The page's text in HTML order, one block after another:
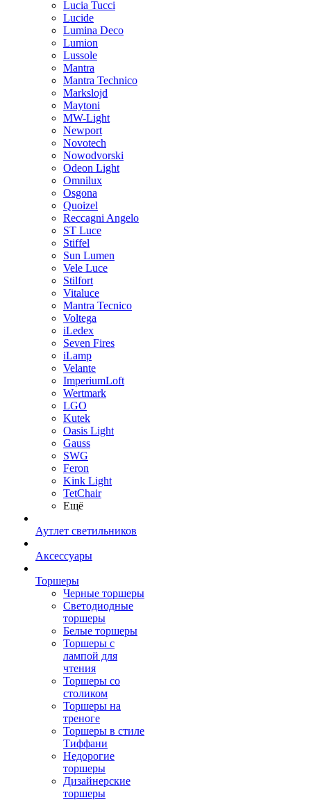
Lucia Tucci
Lucide
Lumina Deco
Lumion
Lussole
Mantra
Mantra Technico
Markslojd
Maytoni
MW-Light
Newport
Novotech
Nowodvorski
Odeon Light
Omnilux
Osgona
Quoizel
Reccagni Angelo
ST Luce
Stiffel
Sun Lumen
Vele Luce
Stilfort
Vitaluce
Mantra Tecnico
Voltega
iLedex
Seven Fires
iLamp
Velante
ImperiumLoft
Wertmark
LGO
Kutek
Oasis Light
Gauss
SWG
Feron
Kink Light
TetСhair
Ещё
Аутлет светильников
Аксессуары
Торшеры
Черные торшеры
Светодиодные
торшеры
Белые торшеры
Торшеры с
лампой для
чтения
Торшеры со
столиком
Торшеры на
треноге
Торшеры в стиле
Тиффани
Недорогие
торшеры
Дизайнерские
торшеры